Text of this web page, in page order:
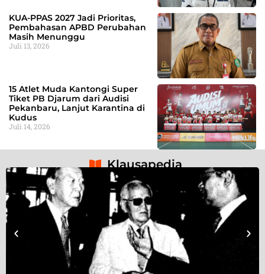
KUA-PPAS 2027 Jadi Prioritas,
Pembahasan APBD Perubahan
Masih Menunggu
Juli 13, 2026
15 Atlet Muda Kantongi Super
Tiket PB Djarum dari Audisi
Pekanbaru, Lanjut Karantina di
Kudus
Juli 14, 2026
Klausapedia